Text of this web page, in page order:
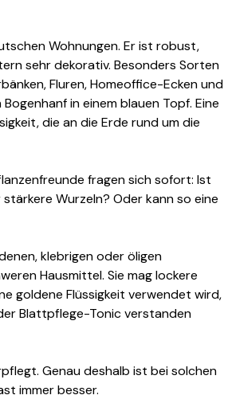
Wohnungen. Er ist robust,
sehr dekorativ. Besonders Sorten
Fluren, Homeoffice-Ecken und
in einem blauen Topf. Eine
die an die Erde rund um die
fragen sich sofort: Ist
Wurzeln? Oder kann so eine
klebrigen oder öligen
Hausmittel. Sie mag lockere
goldene Flüssigkeit verwendet wird,
Blattpflege-Tonic verstanden
Genau deshalb ist bei solchen
immer besser.